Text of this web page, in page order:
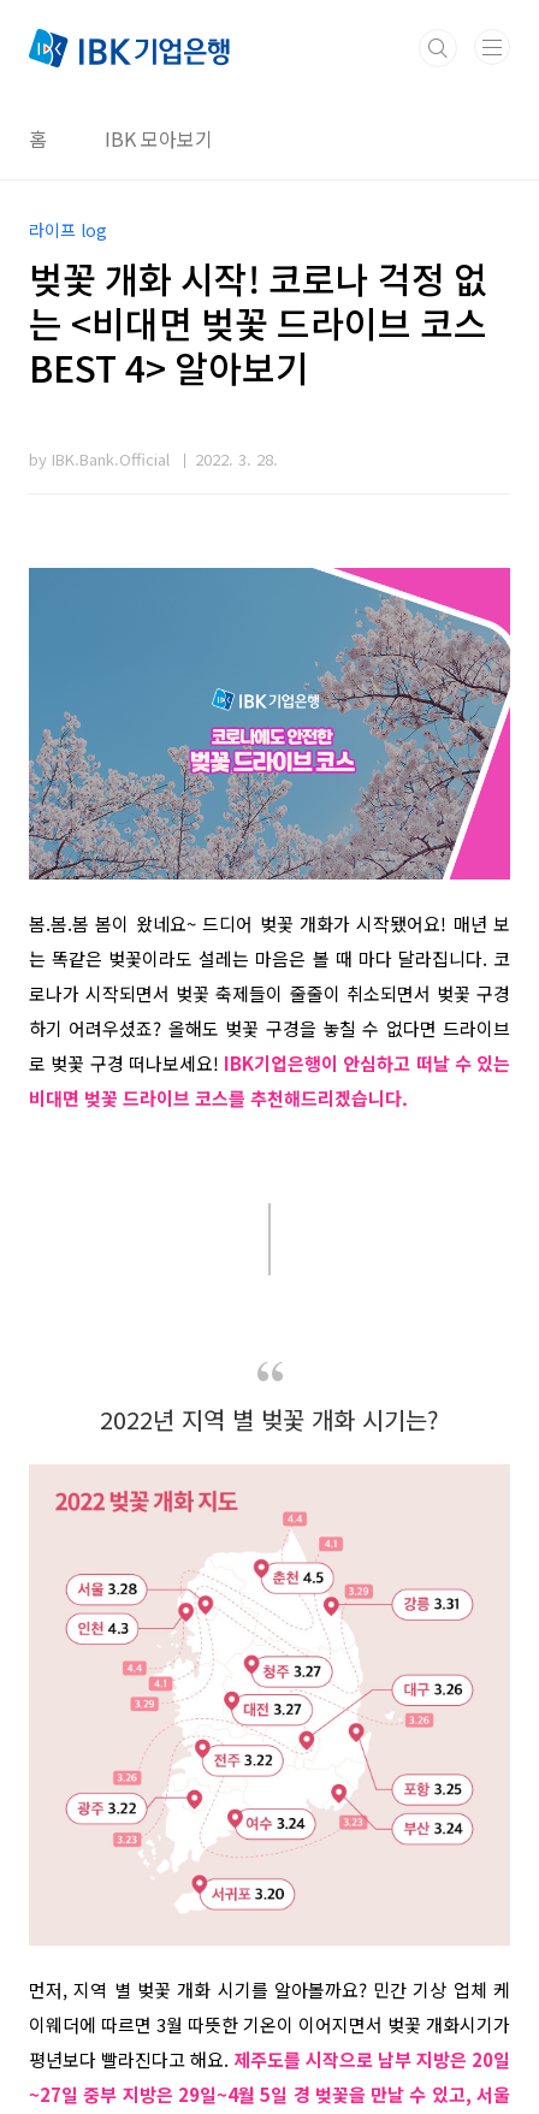
홈 IBK 모아보기
라이프 log
벚꽃 개화 시작! 코로나 걱정 없
는 <비대면 벚꽃 드라이브 코스
BEST 4> 알아보기
by IBK.Bank.Official 2022. 3. 28.
봄.봄.봄 봄이 왔네요~ 드디어 벚꽃 개화가 시작됐어요! 매년 보
는 똑같은 벚꽃이라도 설레는 마음은 볼 때 마다 달라집니다. 코
로나가 시작되면서 벚꽃 축제들이 줄줄이 취소되면서 벚꽃 구경
하기 어려우셨죠? 올해도 벚꽃 구경을 놓칠 수 없다면 드라이브
로 벚꽃 구경 떠나보세요! IBK기업은행이 안심하고 떠날 수 있는
비대면 벚꽃 드라이브 코스를 추천해드리겠습니다.
2022년 지역 별 벚꽃 개화 시기는?
먼저, 지역 별 벚꽃 개화 시기를 알아볼까요? 민간 기상 업체 케
이웨더에 따르면 3월 따뜻한 기온이 이어지면서 벚꽃 개화시기가
평년보다 빨라진다고 해요. 제주도를 시작으로 남부 지방은 20일
~27일 중부 지방은 29일~4월 5일 경 벚꽃을 만날 수 있고, 서울